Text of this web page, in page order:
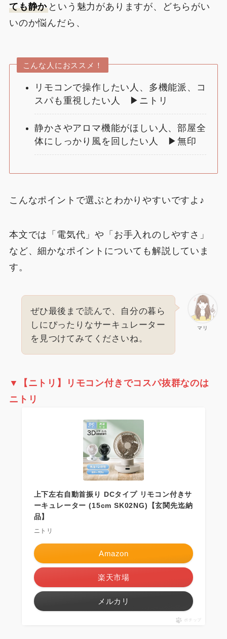
ても静か という魅力がありますが、どちらがい
いのか悩んだら、
こんな人におススメ！
リモコンで操作したい人、多機能派、コ
スパも重視したい人 ▶ニトリ
静かさやアロマ機能がほしい人、部屋全
体にしっかり風を回したい人 ▶無印
こんなポイントで選ぶとわかりやすいですよ♪
本文では「電気代」や「お手入れのしやすさ」
など、細かなポイントについても解説していま
す。
マリ
ぜひ最後まで読んで、自分の暮ら
しにぴったりなサーキュレーター
を見つけてみてくださいね。
▼【ニトリ】
リモコン付きでコスパ抜群なのは
ニトリ
上下左右自動首振り DCタイプ リモコン付きサ
ーキュレーター (15cm SK02NG)【玄関先迄納
品】
ニトリ
Amazon
楽天市場
メルカリ
ポチップ